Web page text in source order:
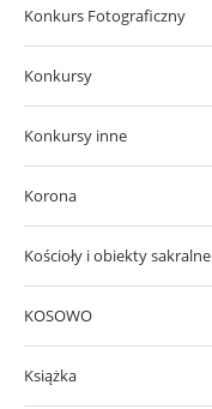
Konkurs Fotograficzny
Konkursy
Konkursy inne
Korona
Kościoły i obiekty sakralne
KOSOWO
Książka